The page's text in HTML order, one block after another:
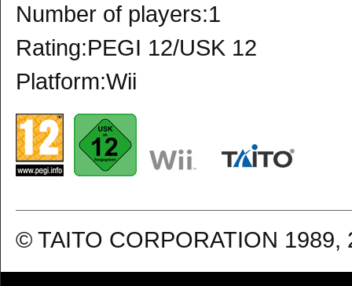
Number of players:1
Rating:PEGI 12/USK 12
Platform:Wii
© TAITO CORPORATION 1989,